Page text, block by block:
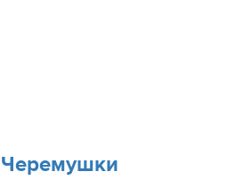
Черемушки